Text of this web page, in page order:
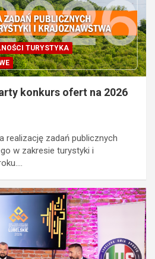
TURYSTYKA
konkurs ofert na 2026
realizację zadań publicznych
w zakresie turystyki i